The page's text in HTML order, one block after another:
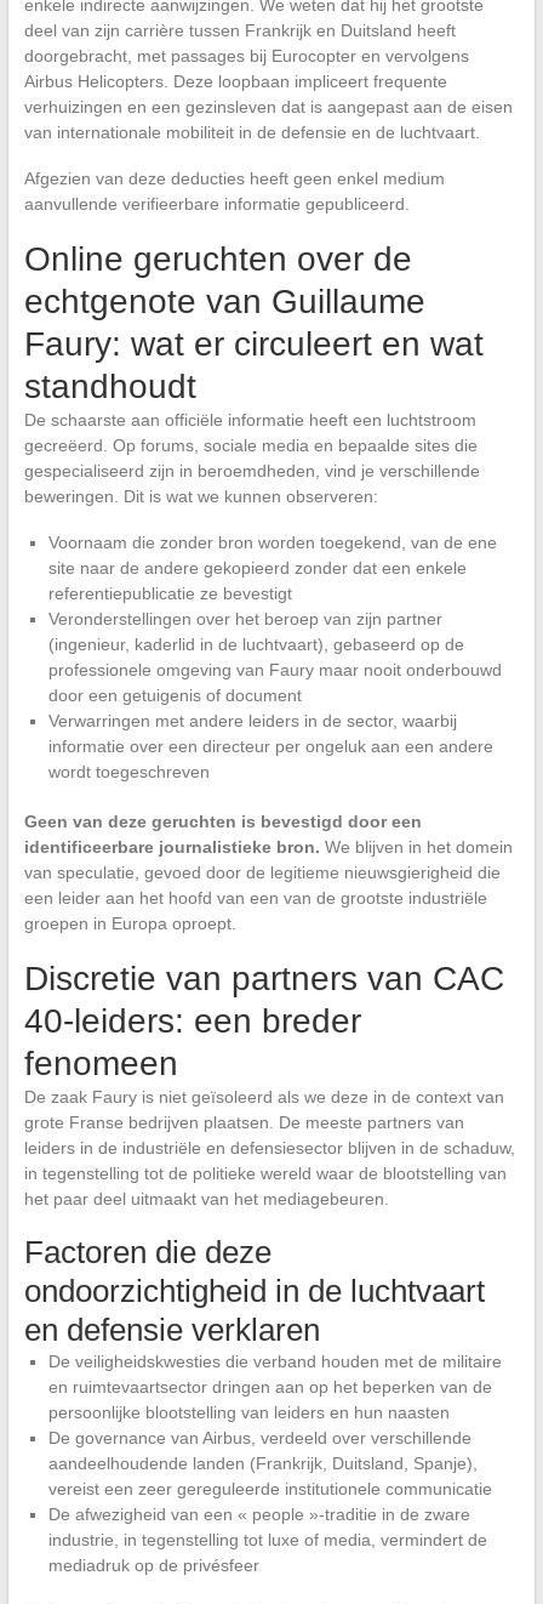
enkele indirecte aanwijzingen. We weten dat hij het grootste
deel van zijn carrière tussen Frankrijk en Duitsland heeft
doorgebracht, met passages bij Eurocopter en vervolgens
Airbus Helicopters. Deze loopbaan impliceert frequente
verhuizingen en een gezinsleven dat is aangepast aan de eisen
van internationale mobiliteit in de defensie en de luchtvaart.
Afgezien van deze deducties heeft geen enkel medium
aanvullende verifieerbare informatie gepubliceerd.
Online geruchten over de
echtgenote van Guillaume
Faury: wat er circuleert en wat
standhoudt
De schaarste aan officiële informatie heeft een luchtstroom
gecreëerd. Op forums, sociale media en bepaalde sites die
gespecialiseerd zijn in beroemdheden, vind je verschillende
beweringen. Dit is wat we kunnen observeren:
Voornaam die zonder bron worden toegekend, van de ene
site naar de andere gekopieerd zonder dat een enkele
referentiepublicatie ze bevestigt
Veronderstellingen over het beroep van zijn partner
(ingenieur, kaderlid in de luchtvaart), gebaseerd op de
professionele omgeving van Faury maar nooit onderbouwd
door een getuigenis of document
Verwarringen met andere leiders in de sector, waarbij
informatie over een directeur per ongeluk aan een andere
wordt toegeschreven
Geen van deze geruchten is bevestigd door een
identificeerbare journalistieke bron. We blijven in het domein
van speculatie, gevoed door de legitieme nieuwsgierigheid die
een leider aan het hoofd van een van de grootste industriële
groepen in Europa oproept.
Discretie van partners van CAC
40-leiders: een breder
fenomeen
De zaak Faury is niet geïsoleerd als we deze in de context van
grote Franse bedrijven plaatsen. De meeste partners van
leiders in de industriële en defensiesector blijven in de schaduw,
in tegenstelling tot de politieke wereld waar de blootstelling van
het paar deel uitmaakt van het mediagebeuren.
Factoren die deze
ondoorzichtigheid in de luchtvaart
en defensie verklaren
De veiligheidskwesties die verband houden met de militaire
en ruimtevaartsector dringen aan op het beperken van de
persoonlijke blootstelling van leiders en hun naasten
De governance van Airbus, verdeeld over verschillende
aandeelhoudende landen (Frankrijk, Duitsland, Spanje),
vereist een zeer gereguleerde institutionele communicatie
De afwezigheid van een « people »-traditie in de zware
industrie, in tegenstelling tot luxe of media, vermindert de
mediadruk op de privésfeer